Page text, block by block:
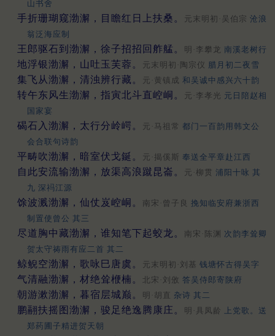
山书舍
手折珊瑚窥渤澥，目瞻红日上扶桑。 元末明初·吴伯宗 沧浪
翁泛海应制
王郎驱石到渤澥，徐子招招回舴艋。 明·李攀龙 南溪老树行
地浮银渤澥，山吐玉芙蓉。 元末明初·陶宗仪 腊月初二夜雪
集飞从渤澥，清浊辨行藏。 元·黄镇成 和吴诚中感兴六十韵
转午东风生渤澥，指寅北斗直崆峒。 元·李孝光 元日陪赵相
国家宴
碣石入渤澥，太行分岭崿。 元·马祖常 都门一百韵用韩文公
会合联句诗韵
平畴吹渤澥，暗室伏戈鋋。 元·揭傒斯 奉送全平章赴江西
自此安流输渤澥，放渠高浪蹴昆崙。 元·柳贯 浦阳十咏 其
九 深祃江源
馀波溅渤澥，仙仗岌崆峒。 南宋·曾子良 挽知临安府兼浙西
制置使曾公 其三
尽道胸中藏渤澥，谁知笔下起蛟龙。 南宋·陈渊 次韵李耸卿
贺太守祷雨有应二首 其二
鲸鲵空渤澥，歌咏巳唐虞。 元末明初·刘基 钱塘怀古得吴字
气清融渤澥，材绝耸楩楠。 北宋·刘攽 答吴侍郎寄陕府
朝游漱渤澥，暮宿层城巅。 明·胡直 杂诗 其二
鹏翮扶摇图渤澥，骏足绝逸腾康庄。 明·具凤龄
上党歌。送
郑药圃子精进贺天朝